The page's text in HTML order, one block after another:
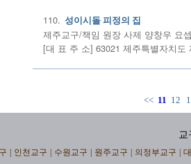
110. 성이시돌 피정의 집
제주교구/책임 원장 사제 양창우 요
[대 표 주 소] 63021 제주특별자치도
<< 11 12
교
인천교구 수원교구 원주교구 의정부교구